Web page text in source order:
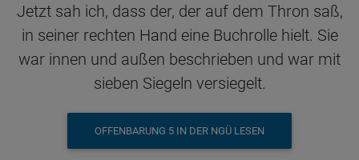
Jetzt sah ich, dass der, der auf dem Thron saß,
in seiner rechten Hand eine Buchrolle hielt. Sie
war innen und außen beschrieben und war mit
sieben Siegeln versiegelt.
OFFENBARUNG 5 IN DER NGÜ LESEN